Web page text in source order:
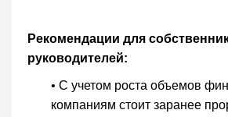
Рекомендации для
руководителей:
• С учетом роста объемов
компаниям стоит заранее